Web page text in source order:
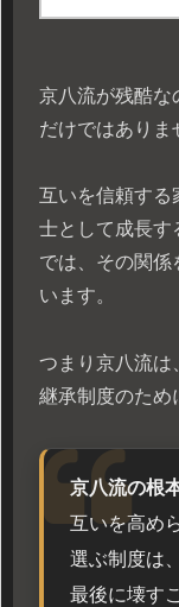
京八流が残酷な
だけではありま
互いを信頼する
士として成長す
では、その関係
います。
つまり京八流は
継承制度のため
京八流の根
互いを高め
選ぶ制度は
最後に壊す